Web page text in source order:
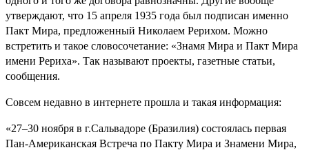
утверждают, что 15 апреля 1935 года был подписан именно
Пакт Мира, предложенный Николаем Рерихом. Можно
встретить и такое словосочетание: «Знамя Мира и Пакт Мира
имени Рериха». Так называют проекты, газетные статьи,
сообщения.
Совсем недавно в интернете прошла и такая информация:
«27–30 ноября в г.Сальвадоре (Бразилия) состоялась первая
Пан-Американская Встреча по Пакту Мира и Знамени Мира,